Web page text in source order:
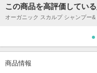
この商品を高評価してい
オーガニック スカルプ シャンプー&
商品情報